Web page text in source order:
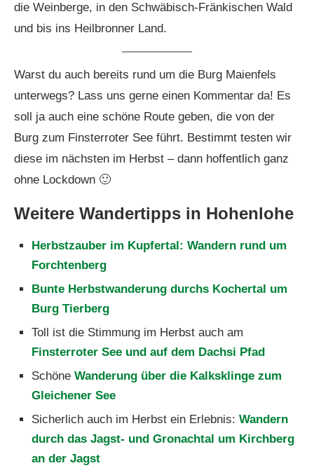
die Weinberge, in den Schwäbisch-Fränkischen Wald
und bis ins Heilbronner Land.
Warst du auch bereits rund um die Burg Maienfels
unterwegs? Lass uns gerne einen Kommentar da! Es
soll ja auch eine schöne Route geben, die von der
Burg zum Finsterroter See führt. Bestimmt testen wir
diese im nächsten im Herbst – dann hoffentlich ganz
ohne Lockdown 🙂
Weitere Wandertipps in Hohenlohe
Herbstzauber im Kupfertal: Wandern rund um
Forchtenberg
Bunte Herbstwanderung durchs Kochertal um
Burg Tierberg
Toll ist die Stimmung im Herbst auch am
Finsterroter See und auf dem Dachsi Pfad
Schöne Wanderung über die Kalksklinge zum
Gleichener See
Sicherlich auch im Herbst ein Erlebnis: Wandern
durch das Jagst- und Gronachtal um Kirchberg
an der Jagst